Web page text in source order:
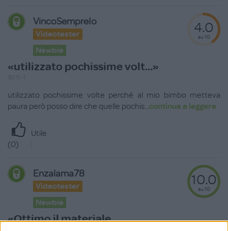
VincoSempreIo
Videotester
Newbie
«utilizzato pochissime volt...»
4.0
su 10
utilizzato pochissime volte perché al mio bimbo metteva
paura però posso dire che quelle pochis...continua a leggere
Utile
(0)
Enzalama78
Videotester
Newbie
«Ottimo il materiale,
10.0
su 10